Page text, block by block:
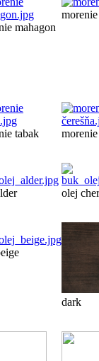
mahagon
tabak
olej
dark